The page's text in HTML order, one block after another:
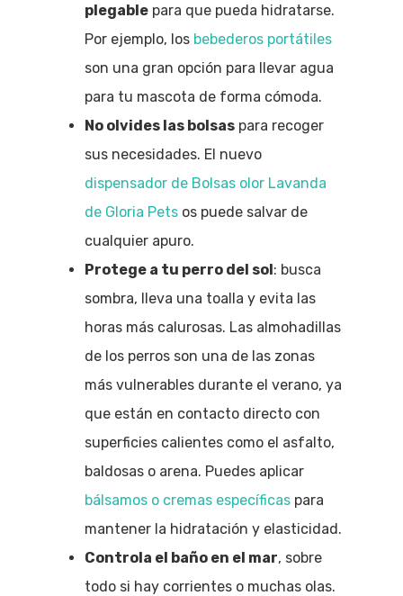
plegable para que pueda hidratarse.
Por ejemplo, los bebederos portátiles
son una gran opción para llevar agua
para tu mascota de forma cómoda.
No olvides las bolsas para recoger
sus necesidades. El nuevo
dispensador de Bolsas olor Lavanda
de Gloria Pets os puede salvar de
cualquier apuro.
Protege a tu perro del sol: busca
sombra, lleva una toalla y evita las
horas más calurosas. Las almohadillas
de los perros son una de las zonas
más vulnerables durante el verano, ya
que están en contacto directo con
superficies calientes como el asfalto,
baldosas o arena. Puedes aplicar
bálsamos o cremas específicas para
mantener la hidratación y elasticidad.
Controla el baño en el mar, sobre
todo si hay corrientes o muchas olas.